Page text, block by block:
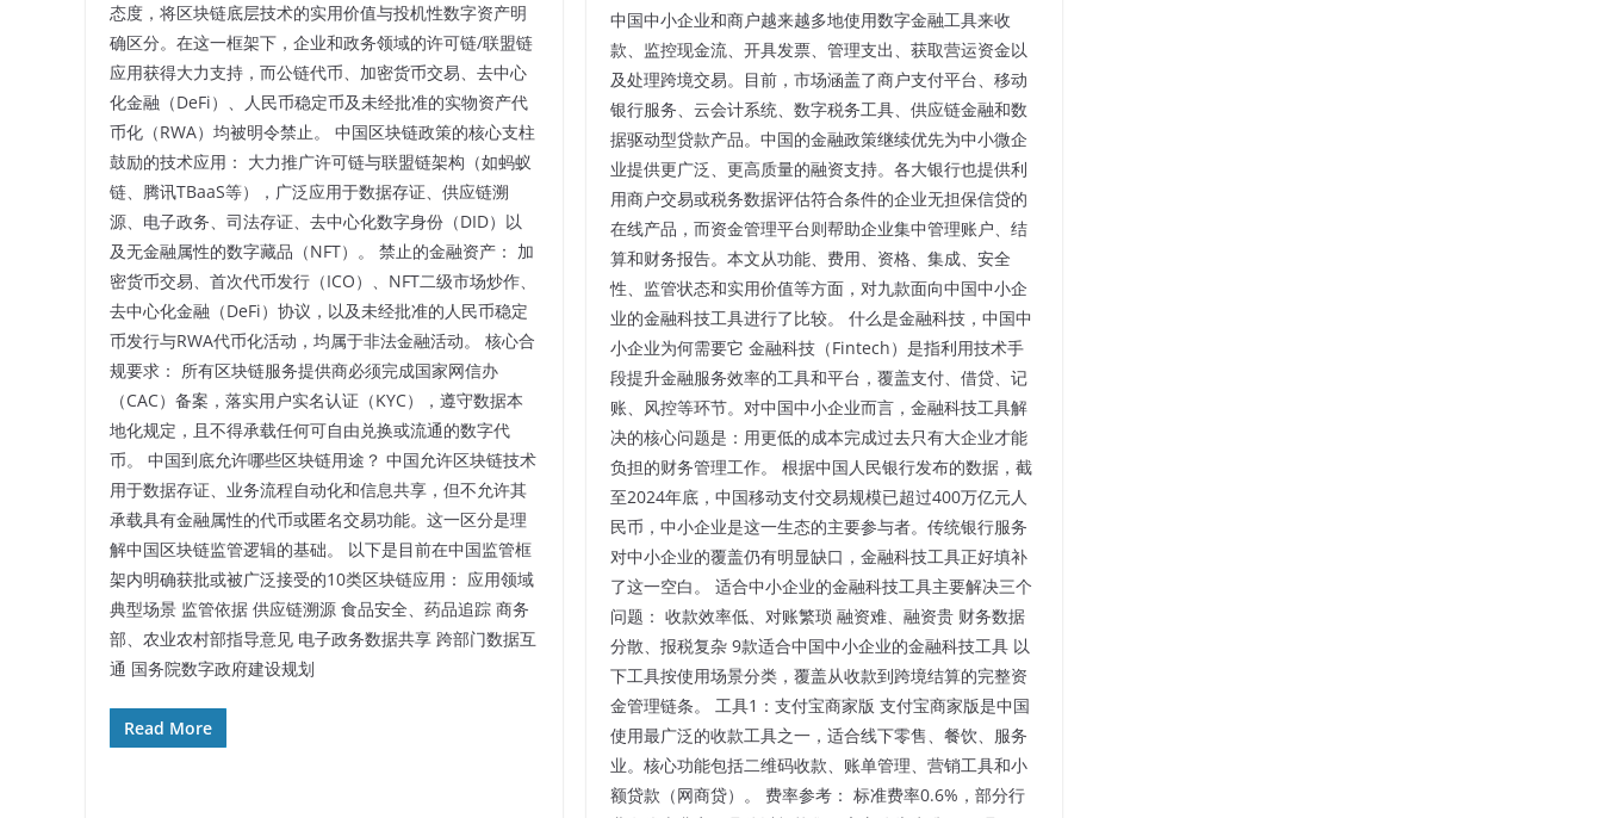
态度，将区块链底层技术的实用价值与投机性数字资产明
确区分。在这一框架下，企业和政务领域的许可链/联盟链
应用获得大力支持，而公链代币、加密货币交易、去中心
化金融（DeFi）、人民币稳定币及未经批准的实物资产代
币化（RWA）均被明令禁止。 中国区块链政策的核心支柱
鼓励的技术应用： 大力推广许可链与联盟链架构（如蚂蚁
链、腾讯TBaaS等），广泛应用于数据存证、供应链溯
源、电子政务、司法存证、去中心化数字身份（DID）以
及无金融属性的数字藏品（NFT）。 禁止的金融资产： 加
密货币交易、首次代币发行（ICO）、NFT二级市场炒作、
去中心化金融（DeFi）协议，以及未经批准的人民币稳定
币发行与RWA代币化活动，均属于非法金融活动。 核心合
规要求： 所有区块链服务提供商必须完成国家网信办
（CAC）备案，落实用户实名认证（KYC），遵守数据本
地化规定，且不得承载任何可自由兑换或流通的数字代
币。 中国到底允许哪些区块链用途？ 中国允许区块链技术
用于数据存证、业务流程自动化和信息共享，但不允许其
承载具有金融属性的代币或匿名交易功能。这一区分是理
解中国区块链监管逻辑的基础。 以下是目前在中国监管框
架内明确获批或被广泛接受的10类区块链应用： 应用领域
典型场景 监管依据 供应链溯源 食品安全、药品追踪 商务
部、农业农村部指导意见 电子政务数据共享 跨部门数据互
通 国务院数字政府建设规划
Read More
中国中小企业和商户越来越多地使用数字金融工具来收
款、监控现金流、开具发票、管理支出、获取营运资金以
及处理跨境交易。目前，市场涵盖了商户支付平台、移动
银行服务、云会计系统、数字税务工具、供应链金融和数
据驱动型贷款产品。中国的金融政策继续优先为中小微企
业提供更广泛、更高质量的融资支持。各大银行也提供利
用商户交易或税务数据评估符合条件的企业无担保信贷的
在线产品，而资金管理平台则帮助企业集中管理账户、结
算和财务报告。本文从功能、费用、资格、集成、安全
性、监管状态和实用价值等方面，对九款面向中国中小企
业的金融科技工具进行了比较。 什么是金融科技，中国中
小企业为何需要它 金融科技（Fintech）是指利用技术手
段提升金融服务效率的工具和平台，覆盖支付、借贷、记
账、风控等环节。对中国中小企业而言，金融科技工具解
决的核心问题是：用更低的成本完成过去只有大企业才能
负担的财务管理工作。 根据中国人民银行发布的数据，截
至2024年底，中国移动支付交易规模已超过400万亿元人
民币，中小企业是这一生态的主要参与者。传统银行服务
对中小企业的覆盖仍有明显缺口，金融科技工具正好填补
了这一空白。 适合中小企业的金融科技工具主要解决三个
问题： 收款效率低、对账繁琐 融资难、融资贵 财务数据
分散、报税复杂 9款适合中国中小企业的金融科技工具 以
下工具按使用场景分类，覆盖从收款到跨境结算的完整资
金管理链条。 工具1：支付宝商家版 支付宝商家版是中国
使用最广泛的收款工具之一，适合线下零售、餐饮、服务
业。核心功能包括二维码收款、账单管理、营销工具和小
额贷款（网商贷）。 费率参考： 标准费率0.6%，部分行